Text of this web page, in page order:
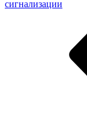
сигнализации